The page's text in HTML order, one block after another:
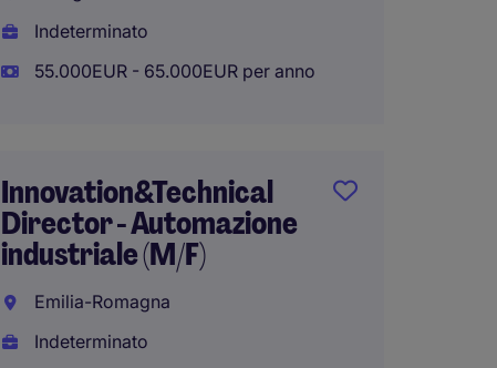
Indeterminato
55.000EUR - 65.000EUR per anno
Innovation&Technical
Director - Automazione
industriale (M/F)
Emilia-Romagna
Indeterminato